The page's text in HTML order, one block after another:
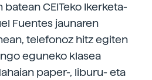
CEITeko Ikerketa-
Fuentes jaunaren
telefonoz hitz egiten
eguneko klasea
paper-, liburu- eta